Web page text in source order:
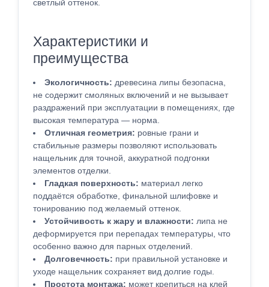
светлый оттенок.
Характеристики и
преимущества
Экологичность: древесина липы безопасна,
не содержит смоляных включений и не вызывает
раздражений при эксплуатации в помещениях, где
высокая температура — норма.
Отличная геометрия: ровные грани и
стабильные размеры позволяют использовать
нащельник для точной, аккуратной подгонки
элементов отделки.
Гладкая поверхность: материал легко
поддаётся обработке, финальной шлифовке и
тонированию под желаемый оттенок.
Устойчивость к жару и влажности: липа не
деформируется при перепадах температуры, что
особенно важно для парных отделений.
Долговечность: при правильной установке и
уходе нащельник сохраняет вид долгие годы.
Простота монтажа: может крепиться на клей